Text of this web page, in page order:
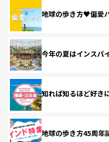
地球の歩き方♥偏愛
今年の夏はインスパ
知れば知るほど好き
地球の歩き方45周年